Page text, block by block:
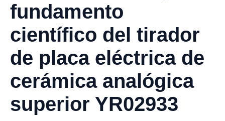
fundamento
científico del tirador
de placa eléctrica de
cerámica analógica
superior YR02933